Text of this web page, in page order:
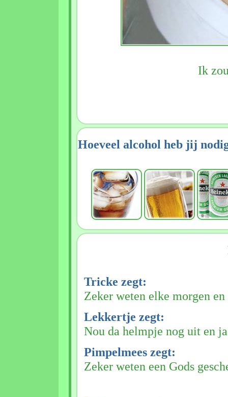
Ik
Hoeveel alcohol heb jij
Tricke zegt:
Zeker weten elke morgen
Lekkertje zegt:
Nou da helmpje nog uit en
Pimpelmees zegt:
Zeker weten een Gods